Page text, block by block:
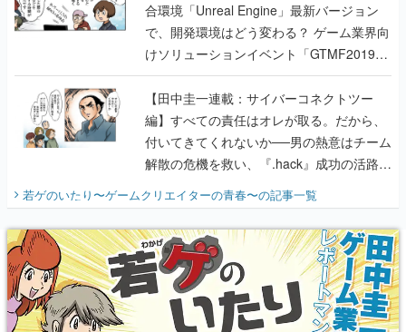
合環境「Unreal Engine」最新バージョン
で、開発環境はどう変わる？ ゲーム業界向
けソリューションイベント「GTMF2019」
に行って、より理解を深めよう【PR】
【田中圭一連載：サイバーコネクトツー
編】すべての責任はオレが取る。だから、
付いてきてくれないか──男の熱意はチーム
解散の危機を救い、『.hack』成功の活路を
開く。業界の快男児・松山 洋に流れる血は
『少年ジャンプ』色だった【若ゲのいた
り】
若ゲのいたり〜ゲームクリエイターの青春〜の記事一覧